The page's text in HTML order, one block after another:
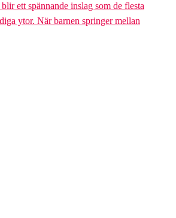
ett spännande inslag som de flesta
ytor. När barnen springer mellan